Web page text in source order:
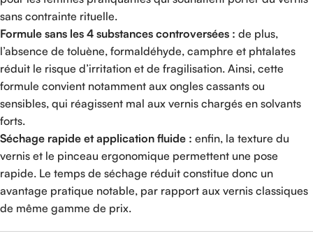
sans contrainte rituelle.
Formule sans les 4 substances controversées : de plus,
l’absence de toluène, formaldéhyde, camphre et phtalates
réduit le risque d’irritation et de fragilisation. Ainsi, cette
formule convient notamment aux ongles cassants ou
sensibles, qui réagissent mal aux vernis chargés en solvants
forts.
Séchage rapide et application fluide : enfin, la texture du
vernis et le pinceau ergonomique permettent une pose
rapide. Le temps de séchage réduit constitue donc un
avantage pratique notable, par rapport aux vernis classiques
de même gamme de prix.